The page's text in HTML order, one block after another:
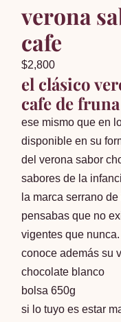
verona
cafe
$2,800
el clásico
cafe de fruna
ese mismo que en
disponible en su
del verona sabor
sabores de la
la marca serrano
pensabas que no
vigentes que nunca.
conoce además su
chocolate blanco
bolsa 650g
si lo tuyo es estar